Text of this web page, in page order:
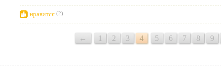
нравится (2)
← 1 2 3 4 5 6 7 8 9